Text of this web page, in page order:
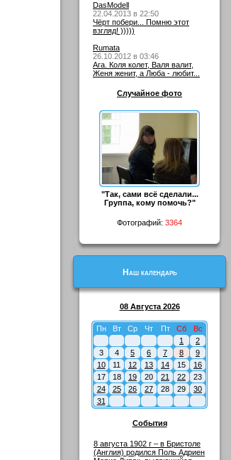
DasModell
22.04.2013 в 22:50
Чёрт побери... Помню этот
взгляд! )))))
Rumata
26.10.2012 в 03:46
Ага. Коля колет, Валя валит,
Женя женит, а Люба - любит...
Случайное фото
"Так, сами всё сделали...
Группа, кому помочь?"
Фотографий: 3364
Наш календарь
08 Августа 2026
Пн Вт Ср Чт Пт Сб
Вс
1
2
3
4 5 6 7 8
9
10
11 12 13 14 15
16
17
18 19 20 21 22
23
24
25 26 27 28 29
30
31
События
8 августа 1902 г – в Бристоле
(Англия) родился Поль Адриен